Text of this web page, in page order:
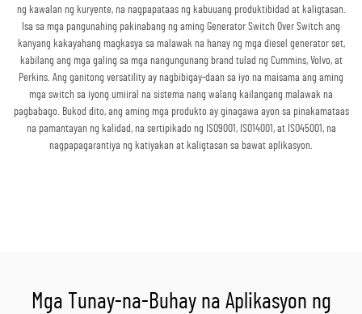
ng kawalan ng kuryente, na nagpapataas ng kabuuang produktibidad at kaligtasan.
Isa sa mga pangunahing pakinabang ng aming Generator Switch Over Switch ang
kanyang kakayahang magkasya sa malawak na hanay ng mga diesel generator set,
kabilang ang mga galing sa mga nangungunang brand tulad ng Cummins, Volvo, at
Perkins. Ang ganitong versatility ay nagbibigay-daan sa iyo na maisama ang aming
mga switch sa iyong umiiral na sistema nang walang kailangang malawak na
pagbabago. Bukod dito, ang aming mga produkto ay ginagawa ayon sa pinakamataas
na pamantayan ng kalidad, na sertipikado ng ISO9001, ISO14001, at ISO45001, na
nagpapagarantiya ng katiyakan at kaligtasan sa bawat aplikasyon.
Mga Tunay-na-Buhay na Aplikasyon ng